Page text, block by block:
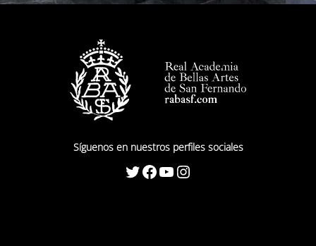
Síguenos en nuestros perfiles sociales
Twitter Facebook YouTube Instagram